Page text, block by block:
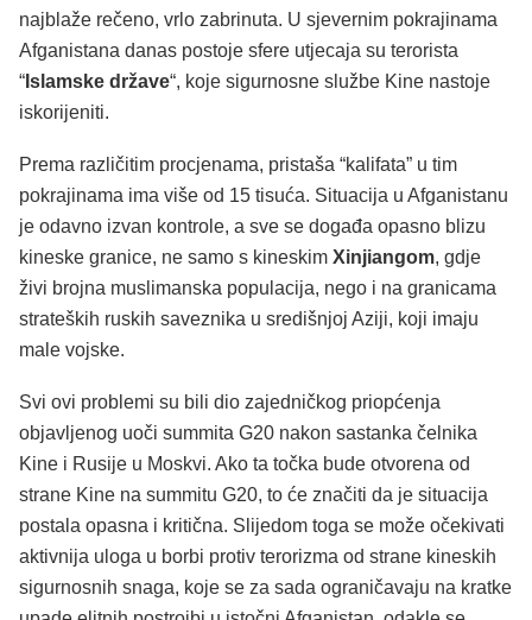
najblaže rečeno, vrlo zabrinuta. U sjevernim pokrajinama
Afganistana danas postoje sfere utjecaja su terorista
“ Islamske države“, koje sigurnosne službe Kine nastoje
iskorijeniti.
Prema različitim procjenama, pristaša “kalifata” u tim
pokrajinama ima više od 15 tisuća. Situacija u Afganistanu
je odavno izvan kontrole, a sve se događa opasno blizu
kineske granice, ne samo s kineskim Xinjiangom, gdje
živi brojna muslimanska populacija, nego i na granicama
strateških ruskih saveznika u središnjoj Aziji, koji imaju
male vojske.
Svi ovi problemi su bili dio zajedničkog priopćenja
objavljenog uoči summita G20 nakon sastanka čelnika
Kine i Rusije u Moskvi. Ako ta točka bude otvorena od
strane Kine na summitu G20, to će značiti da je situacija
postala opasna i kritična. Slijedom toga se može očekivati
aktivnija uloga u borbi protiv terorizma od strane kineskih
sigurnosnih snaga, koje se za sada ograničavaju na kratke